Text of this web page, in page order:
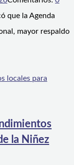
que la Agenda
mayor respaldo
la Niñez